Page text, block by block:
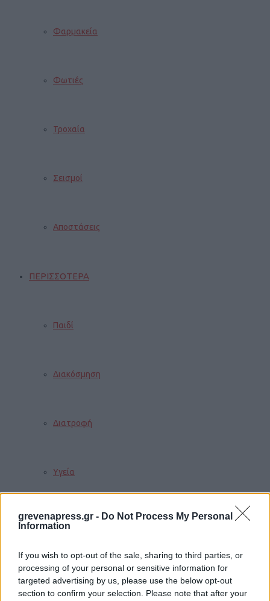
grevenapress.gr - Do Not Process My Personal
Information
If you wish to opt-out of the sale, sharing to third parties, or
processing of your personal or sensitive information for
targeted advertising by us, please use the below opt-out
section to confirm your selection. Please note that after your
Φαρμακεία
Φωτιές
Τροχαία
Σεισμοί
Αποστάσεις
ΠΕΡΙΣΣΟΤΕΡΑ
Παιδί
Διακόσμηση
Διατροφή
Υγεία
Auto
Sexuality